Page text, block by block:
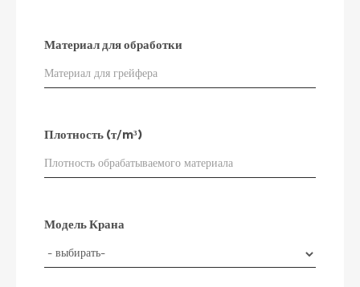
Материал для обработки
Плотность (т/m³)
Модель Крана